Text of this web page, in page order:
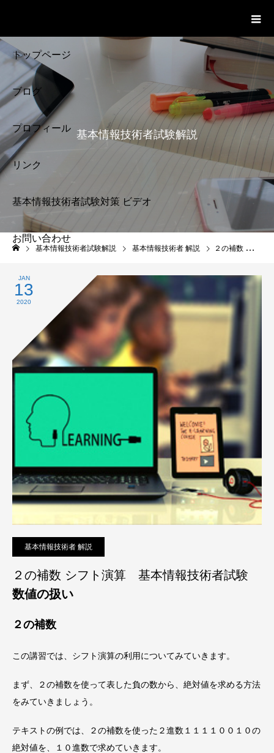
トップページ
ブログ
プロフィール
リンク
基本情報技術者試験対策 ビデオ
お問い合わせ
プライバシーポリシー
基本情報技術者試験
解説
基本情報技術者試験解説
基本情報技術者試験解説 基本情報技術者 解説 ２の補数 シフト演算 基本情報技術者試験
JAN
13
2020
基本情報技術者 解説
２の補数 シフト演算 基本情報技術者試験
数値の扱い
２の補数
この講習では、シフト演算の利用についてみていきます。
まず、２の補数を使って表した負の数から、絶対値を求める方法
をみていきましょう。
テキストの例では、２の補数を使った２進数１１１１００１０の
絶対値を、１０進数で求めていきます。